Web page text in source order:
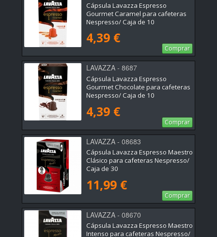
Cápsula Lavazza Espresso
Gourmet Caramel para cafeteras
Nespresso/ Caja de 10
4,39 €
Comprar
LAVAZZA - 8687
Cápsula Lavazza Espresso
Gourmet Chocolate para cafeteras
Nespresso/ Caja de 10
4,39 €
Comprar
LAVAZZA - 08683
Cápsula Lavazza Espresso Maestro
Clásico para cafeteras Nespresso/
Caja de 30
11,99 €
Comprar
LAVAZZA - 08670
Cápsula Lavazza Espresso Maestro
Intenso para cafeteras Nespresso/